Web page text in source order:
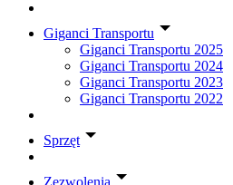
Giganci Transportu
Giganci Transportu 2025
Giganci Transportu 2024
Giganci Transportu 2023
Giganci Transportu 2022
Sprzęt
Zezwolenia